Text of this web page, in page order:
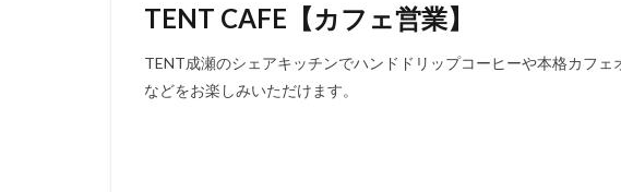
TENT CAFE【カフェ営業】
TENT成瀬のシェアキッチンでハンドドリップコーヒーや本格カフ
などをお楽しみいただけます。